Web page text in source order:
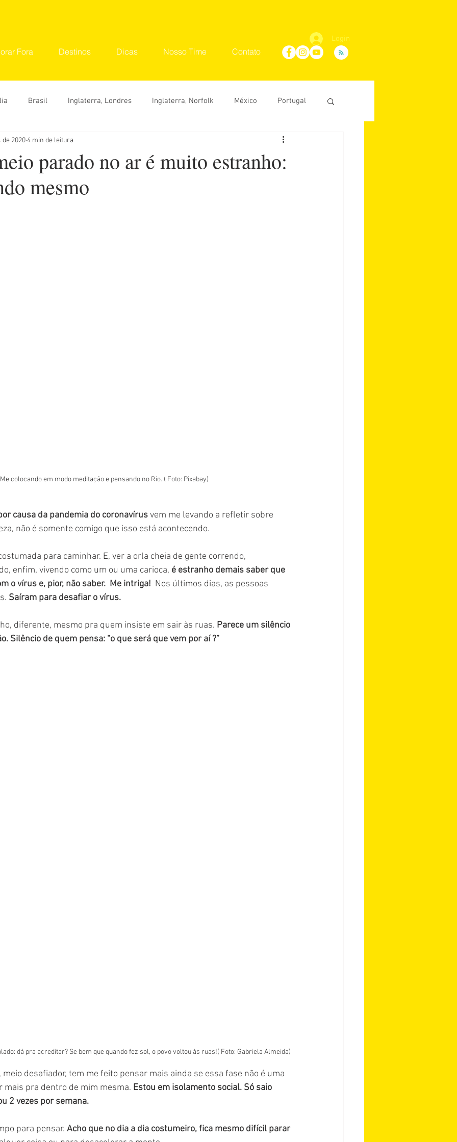
Fora Destinos Dicas Nosso Time Contato
Login
Brasil Inglaterra, Londres Inglaterra, Norfolk México Portugal
Seu Lugar
parado no ar é muito estranho:
mesmo
de 20204 min de leitura
Me colocando em modo meditação e pensando no Rio. ( Foto: Pixabay)
causa da pandemia do coronavírus vem me levando a refletir sobre
não é somente comigo que isso está acontecendo.
para caminhar. E, ver a orla cheia de gente correndo,
enfim, vivendo como um ou uma carioca, é estranho demais saber que
o vírus e, pior, não saber.  Me intriga! Nos últimos dias, as pessoas
Saíram para desafiar o vírus.
diferente, mesmo pra quem insiste em sair às ruas. Parece um silêncio
Silêncio de quem pensa: “o que será que vem por aí ?”
dá pra acreditar? Se bem que quando fez sol, o povo voltou às ruas!( Foto: Gabriela Almeida)
meio desafiador, tem me feito pensar mais ainda se essa fase não é uma
mais pra dentro de mim mesma. Estou em isolamento social. Só saio
2 vezes por semana.
para pensar. Acho que no dia a dia costumeiro, fica mesmo difícil parar